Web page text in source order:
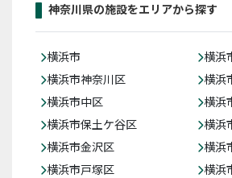
神奈川県の施設をエリアから探す
横浜市
横浜
横浜市神奈川区
横浜
横浜市中区
横浜
横浜市保土ケ谷区
横浜
横浜市金沢区
横浜
横浜市戸塚区
横浜